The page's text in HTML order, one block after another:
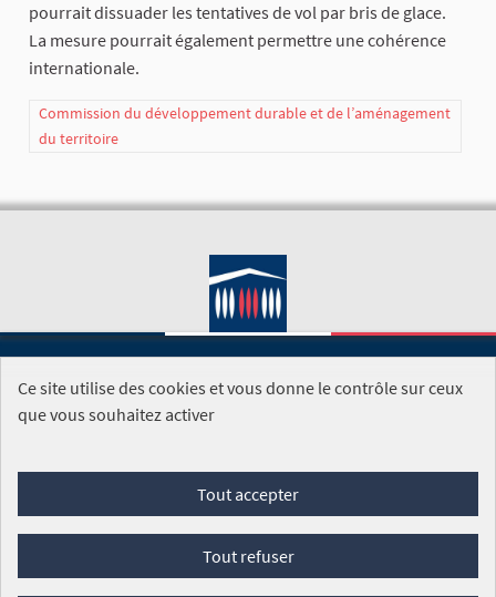
pourrait dissuader les tentatives de vol par bris de glace.
La mesure pourrait également permettre une cohérence
internationale.
Commission du développement durable et de l’aménagement
du territoire
SITE DE L'ASSEMBLÉE NATIONALE
Foire aux questions
Conditions générales d'utilisation (CGU)
Mentions légales
Cookies
Ce site utilise des cookies et vous donne le contrôle sur ceux
que vous souhaitez activer
Tout accepter
Tout refuser